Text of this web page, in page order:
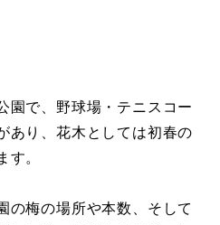
園で、野球場・テニスコー
あり、花木としては初春の
す。
の梅の場所や本数、そして